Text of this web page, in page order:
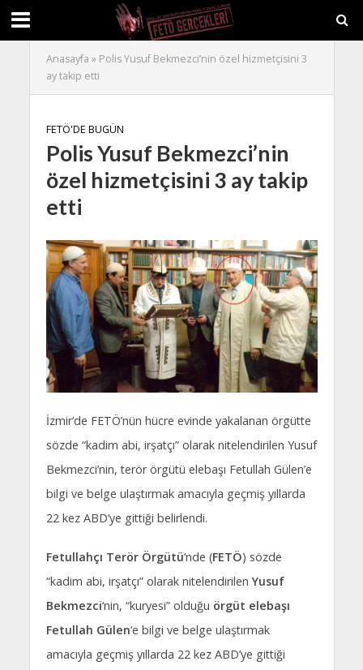
Anasayfa » Polis Yusuf Bekmezci’nin özel hizmetçisini 3
ay takip etti
FETÖ'DE BUGÜN
Polis Yusuf Bekmezci’nin
özel hizmetçisini 3 ay takip
etti
İzmir’de FETÖ’nün hücre evinde yakalanan örgütte
sözde “kadim abi, irşatçı” olarak nitelendirilen Yusuf
Bekmezci’nin, terör örgütü elebaşı Fetullah Gülen’e
bilgi ve belge ulaştırmak amacıyla geçmiş yıllarda
22 kez ABD’ye gittiği belirlendi.
Fetullahçı Terör Örgütü‘nde (FETÖ) sözde
“kadim abi, irşatçı” olarak nitelendirilenYusuf
Bekmezci‘nin, “kuryesi” olduğu örgüt elebaşı
Fetullah Gülen‘e bilgi ve belge ulaştırmak
amacıyla geçmiş yıllarda 22 kez ABD’ye gittiği